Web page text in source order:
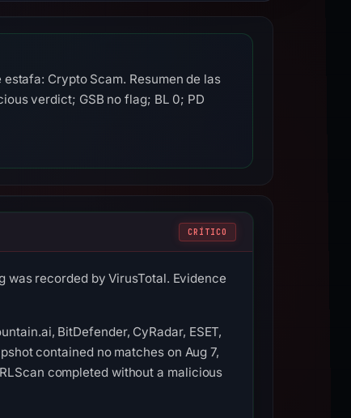
Crypto Scam. Resumen de las
verdict; GSB no flag; BL 0; PD
CRÍTICO
recorded by VirusTotal. Evidence
BitDefender, CyRadar, ESET,
contained no matches on Aug 7,
completed without a malicious